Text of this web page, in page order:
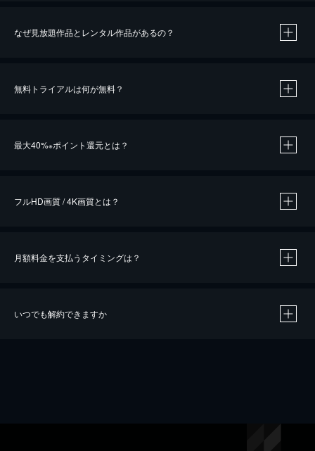
なぜ見放題作品とレンタル作品があるの？
無料トライアルは何が無料？
最大40%※ポイント還元とは？
※40％ポイント還元の対象は、クレジットカード決済による作品の購入 / レンタルです。
iOSアプリのUコイン決済による作品の購入 / レンタルは、20％のポイント還元です。
フルHD画質 / 4K画質とは？
月額料金を支払うタイミングは？
いつでも解約できますか